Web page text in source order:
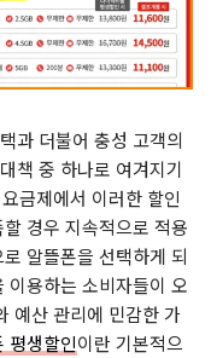
과 더불어 충성 고객의
책 중 하나로 여겨지기
금제에서 이러한 할인
경우 지속적으로 적용
알뜰폰을 선택하게 되
이용하는 소비자들이 오
예산 관리에 민감한 가
평생할인이란 기본적으